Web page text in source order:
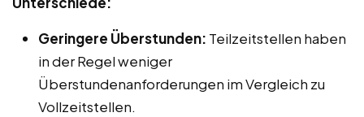
Geringere Überstunden: Teilzeitstellen haben
in der Regel weniger
Überstundenanforderungen im Vergleich zu
Vollzeitstellen.